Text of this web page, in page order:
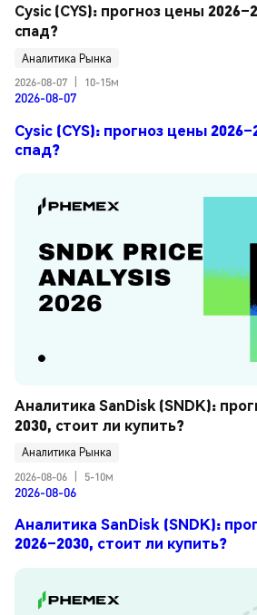
Cysic (CYS): прогноз цены
спад?
Аналитика Рынка
2026-08-07
10-15м
2026-08-07
Cysic (CYS): прогноз цены
спад?
Аналитика SanDisk (SNDK):
2030, стоит ли купить?
Аналитика Рынка
2026-08-06
5-10м
2026-08-06
Аналитика SanDisk (SNDK):
2026–2030, стоит ли купить?